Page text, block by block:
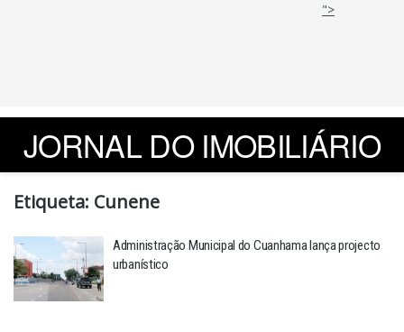
">
JORNAL DO IMOBILIÁRIO
Etiqueta: Cunene
Administração Municipal do Cuanhama lança projecto
urbanístico